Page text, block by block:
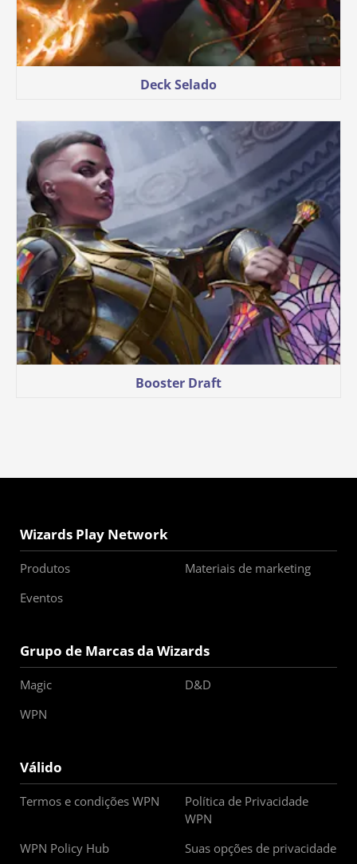
Deck Selado
Booster Draft
Wizards Play Network
Produtos
Materiais de marketing
Eventos
Grupo de Marcas da Wizards
Magic
D&D
WPN
Válido
Termos e condições WPN
Política de Privacidade
WPN
WPN Policy Hub
Suas opções de privacidade